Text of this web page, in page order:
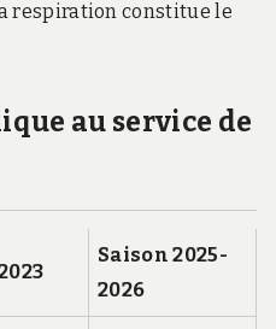
respiration constitue le
au service de
Saison 2025-
2026